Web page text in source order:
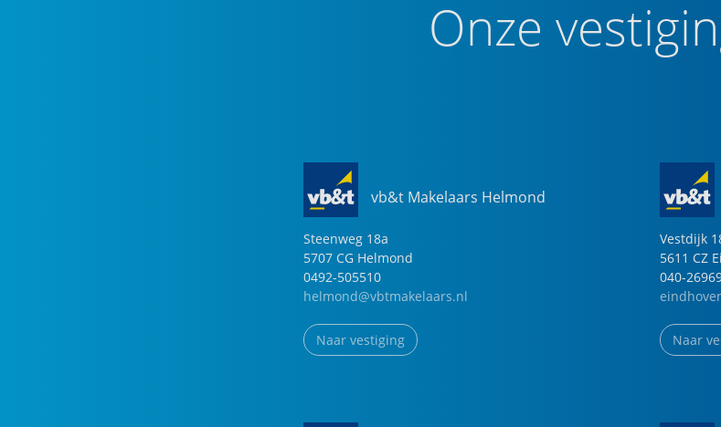
Onze
vb&t Makelaars Helmond
Steenweg 18a
5707 CG Helmond
0492-505510
helmond@vbtmakelaars.nl
Naar vestiging
Vestdijk
5611 CZ
040-
Naar